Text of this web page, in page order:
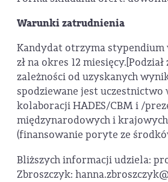
Warunki zatrudnienia
Kandydat otrzyma stypendium
zł na okres 12
zależności od uzyskanych
spodziewane jest uczestnictwo
kolaboracji HADES/CBM i /
międzynarodowych i
(finansowanie poryte ze
Bliższych informacji udziela:
Zbroszczyk: